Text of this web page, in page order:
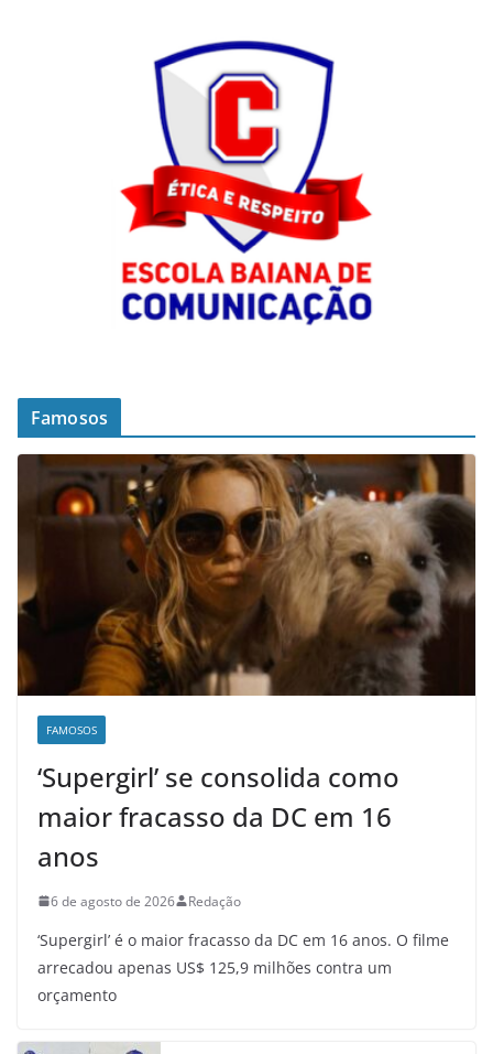
Famosos
FAMOSOS
‘Supergirl’ se consolida como
maior fracasso da DC em 16
anos
6 de agosto de 2026 Redação
‘Supergirl’ é o maior fracasso da DC em 16 anos. O filme
arrecadou apenas US$ 125,9 milhões contra um
orçamento